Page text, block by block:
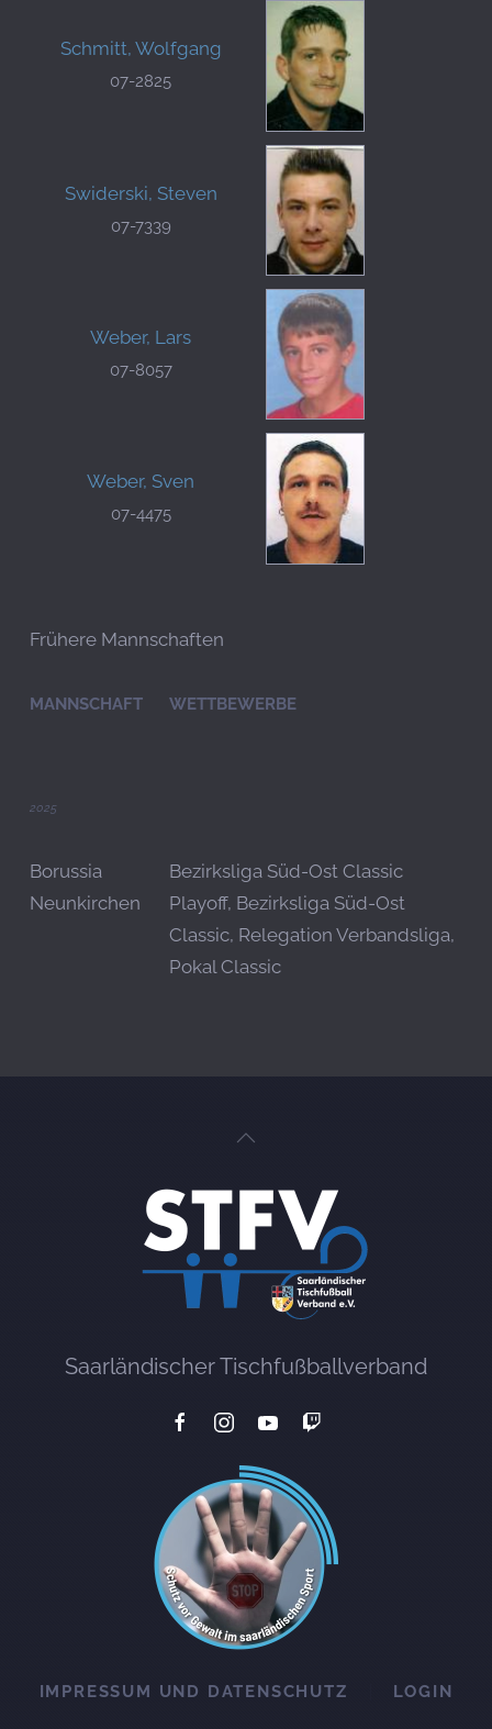
Schmitt, Wolfgang
07-2825
Swiderski, Steven
07-7339
Weber, Lars
07-8057
Weber, Sven
07-4475
Frühere Mannschaften
MANNSCHAFT WETTBEWERBE
2025
Borussia
Neunkirchen
Bezirksliga Süd-Ost Classic
Playoff, Bezirksliga Süd-Ost
Classic, Relegation Verbandsliga,
Pokal Classic
Saarländischer Tischfußballverband
IMPRESSUM UND DATENSCHUTZ LOGIN